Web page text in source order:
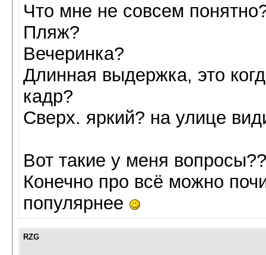
Что мне не совсем
Пляж?
Вечеринка?
Длинная выдержка, это
кадр?
Сверх. яркий? на улице
Вот такие у меня
Конечно про всё можно
популярнее
RZG